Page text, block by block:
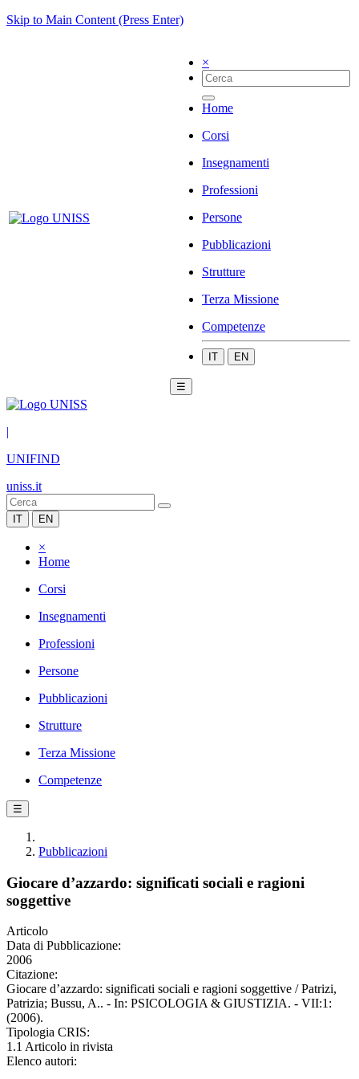
Skip to Main Content (Press Enter)
×
Home
Corsi
Insegnamenti
Professioni
Persone
Pubblicazioni
Strutture
Terza Missione
Competenze
IT EN
☰
|
UNIFIND
uniss.it
IT EN
×
Home
Corsi
Insegnamenti
Professioni
Persone
Pubblicazioni
Strutture
Terza Missione
Competenze
☰
Pubblicazioni
Giocare d’azzardo: significati sociali e ragioni
soggettive
Articolo
Data di Pubblicazione:
2006
Citazione:
Giocare d’azzardo: significati sociali e ragioni soggettive / Patrizi,
Patrizia; Bussu, A.. - In: PSICOLOGIA & GIUSTIZIA. - VII:1:
(2006).
Tipologia CRIS:
1.1 Articolo in rivista
Elenco autori: